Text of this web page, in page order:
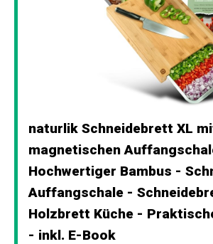
naturlik Schneidebrett XL
magnetischen
Hochwertiger Bambus -
Auffangschale -
Holzbrett Küche -
- inkl. E-Book